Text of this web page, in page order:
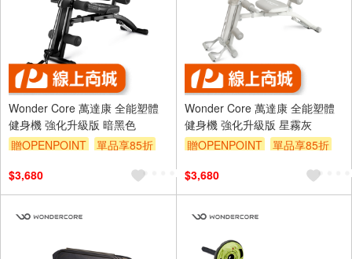
Wonder Core 萬達康 全能塑體
健身機 強化升級版 暗黑色
贈OPENPOINT
單品享85折
$3,680
Wonder Core 萬達康 全能塑體
健身機 強化升級版 星霧灰
贈OPENPOINT
單品享85折
$3,680